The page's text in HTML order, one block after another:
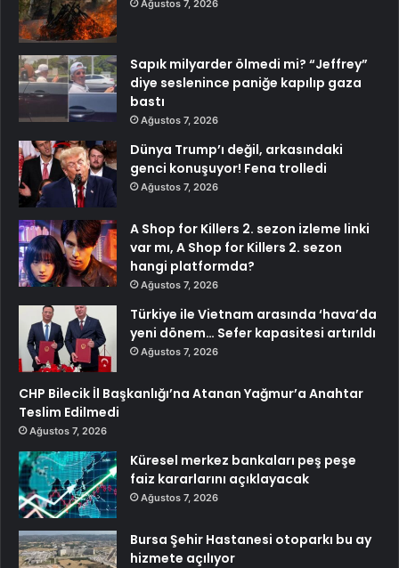
Ağustos 7, 2026
Sapık milyarder ölmedi mi? “Jeffrey”
diye seslenince paniğe kapılıp gaza
bastı
Ağustos 7, 2026
Dünya Trump’ı değil, arkasındaki
genci konuşuyor! Fena trolledi
Ağustos 7, 2026
A Shop for Killers 2. sezon izleme linki
var mı, A Shop for Killers 2. sezon
hangi platformda?
Ağustos 7, 2026
Türkiye ile Vietnam arasında ‘hava’da
yeni dönem… Sefer kapasitesi artırıldı
Ağustos 7, 2026
CHP Bilecik İl Başkanlığı’na Atanan Yağmur’a Anahtar
Teslim Edilmedi
Ağustos 7, 2026
Küresel merkez bankaları peş peşe
faiz kararlarını açıklayacak
Ağustos 7, 2026
Bursa Şehir Hastanesi otoparkı bu ay
hizmete açılıyor